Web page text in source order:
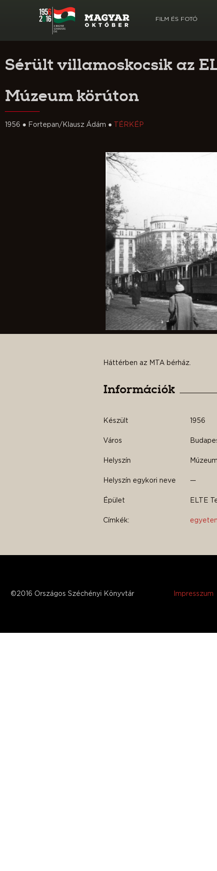
FILM ÉS FOTÓ
Sérült villamoskocsik az
Múzeum körúton
1956 ● Fortepan/Klausz Ádám ● TÉRKÉP
Háttérben az MTA bérház.
Információk
Készült 1956
Város
Helyszín
Helyszín egykori neve —
Épület ELTE
Címkék:
©2016 Országos Széchényi Könyvtár Impresszum